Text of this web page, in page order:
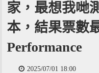
家，最想我哋
本，結果票數
Performance
2025/07/01 18:00